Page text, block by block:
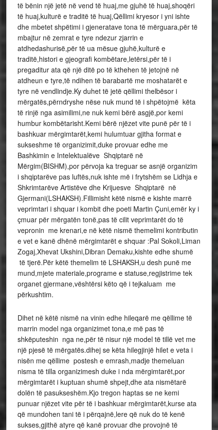
të bënin një jetë në vend të huaj,me gjuhë të huaj,shoqëri
të huaj,kulturë e traditë të huaj,Qëllimi kryesor i yni ishte
dhe mbetet shpëtimi i gjeneratave tona të mërguara,për të
mbajtur në zemrat e tyre ndezur zjarrin e
atdhedashurisë,për të ua mësue gjuhë,kulturë e
traditë,histori e gjeografi kombëtare,letërsi,për të i
pregaditur ata që një ditë po të kthehen të jetojnë në
atdheun e tyre,të ndihen të barabartë me moshatarët e
tyre në vendlindje.Ky duhet të jetë qëllimi thelbësor i
mërgatës,përndryshe nëse nuk mund të i shpëtojmë këta
të rinjë nga asimilimi,ne nuk kemi bërë asgjë,por kemi
humbur kombëtarisht.Kemi bërë njëzet vite punë për të i
bashkuar mërgimtarët,kemi hulumtuar gjitha format e
sukseshme të organizimit,duke provuar edhe me
Bashkimin e Intelektualëve Shqiptarë në
Mërgim(BISHM),por përvoja ka treguar se asnjë organizim
i shqiptarëve pas luftës,nuk ishte më i frytshëm se Lidhja e
Shkrimtarëve Artistëve dhe Krijuesve Shqiptarë në
Gjermani(LSHAKSH).Fillimisht këtë nismë e kishte marrë
veprimtari i shquar i kombit dhe poeti Martin Çuni,emër ky i
çmuar për mërgatën tonë,pas të cilit veprimtarët do të
vepronin me krenari,e në këtë nismë themelimi kontributin
e vet e kanë dhënë mërgimtarët e shquar :Pal Sokoli,Liman
Zogaj,Xhevat Ukshini,Dibran Demaku,kishte edhe shumë
të tjerë.Për këtë themelim të LSHAKSH,u desh punë me
mund,mjete materiale,programe e statuse,regjistrime tek
organet gjermane,vështërsi këto që i tejkaluam me
përkushtim.
Dihet në këtë nismë na vinin edhe hileqarë me qëllime të
marrin model nga organizimet tona,e më pas të
shkëputeshin nga ne,për të nisur një model të tillë vet me
një pjesë të mërgatës.dihej se këta hilegjinjë hilet e veta i
nisën me qëllime postesh e emrash,madje themeluan
nisma të tilla organizimesh duke i nda mërgimtarët,por
mërgimtarët i kuptuan shumë shpejt,dhe ata nismëtarë
dolën të pasukseshëm.Kjo tregon haptas se ne kemi
punuar njëzet vite për të i bashkuar mërgimtarët,kurse ata
që mundohen tani të i përqajnë,lere që nuk do të kenë
sukses,gjithë atyre që kanë provuar dhe provojnë të